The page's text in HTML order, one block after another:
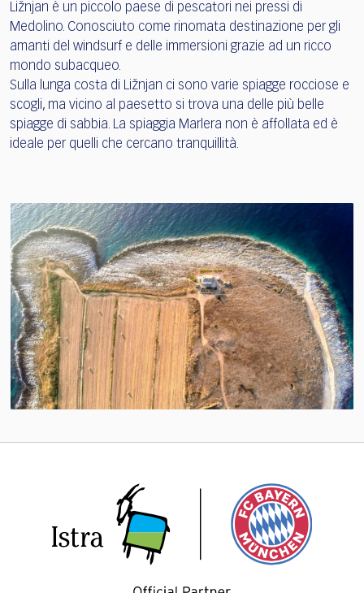
Ližnjan è un piccolo paese di pescatori nei pressi di
Medolino. Conosciuto come rinomata destinazione per gli
amanti del windsurf e delle immersioni grazie ad un ricco
mondo subacqueo.
Sulla lunga costa di Ližnjan ci sono varie spiagge rocciose e
scogli, ma vicino al paesetto si trova una delle più belle
spiagge di sabbia. La spiaggia Marlera non è affollata ed è
ideale per quelli che cercano tranquillità.